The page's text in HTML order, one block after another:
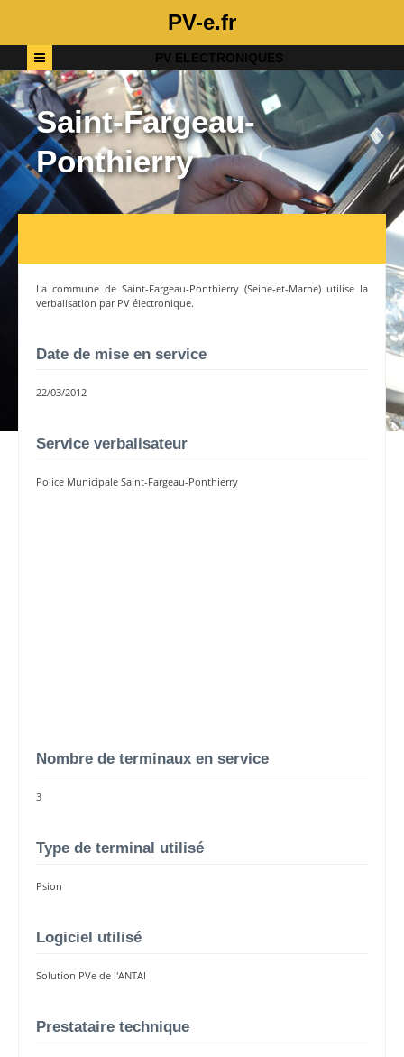
PV-e.fr
PV ELECTRONIQUES
Saint-Fargeau-
Ponthierry
La commune de Saint-Fargeau-Ponthierry (Seine-et-Marne) utilise la
verbalisation par PV électronique.
Date de mise en service
22/03/2012
Service verbalisateur
Police Municipale Saint-Fargeau-Ponthierry
Nombre de terminaux en service
3
Type de terminal utilisé
Psion
Logiciel utilisé
Solution PVe de l'ANTAI
Prestataire technique